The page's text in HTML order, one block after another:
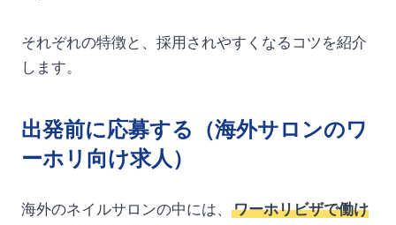
それぞれの特徴と、採用されやすくなるコツを紹介
します。
出発前に応募する（海外サロンのワ
ーホリ向け求人）
海外のネイルサロンの中には、
ワーホリビザで働け